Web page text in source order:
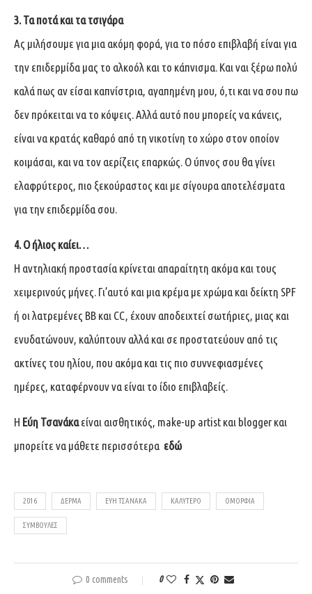
3. Τα ποτά και τα τσιγάρα
Ας μιλήσουμε για μια ακόμη φορά, για το πόσο επιβλαβή είναι για
την επιδερμίδα μας το αλκοόλ και το κάπνισμα. Και ναι ξέρω πολύ
καλά πως αν είσαι καπνίστρια, αγαπημένη μου, ό,τι και να σου πω
δεν πρόκειται να το κόψεις. Αλλά αυτό που μπορείς να κάνεις,
είναι να κρατάς καθαρό από τη νικοτίνη το χώρο στον οποίον
κοιμάσαι, και να τον αερίζεις επαρκώς. Ο ύπνος σου θα γίνει
ελαφρύτερος, πιο ξεκούραστος και με σίγουρα αποτελέσματα
για την επιδερμίδα σου.
4. Ο ήλιος καίει…
Η αντηλιακή προστασία κρίνεται απαραίτητη ακόμα και τους
χειμερινούς μήνες. Γι’αυτό και μια κρέμα με χρώμα και δείκτη SPF
ή οι λατρεμένες BB και CC, έχουν αποδειχτεί σωτήριες, μιας και
ενυδατώνουν, καλύπτουν αλλά και σε προστατεύουν από τις
ακτίνες του ηλίου, που ακόμα και τις πιο συννεφιασμένες
ημέρες, καταφέρνουν να είναι το ίδιο επιβλαβείς.
Η Εύη Τσανάκαείναι αισθητικός, make-up artist και blogger και
μπορείτε να μάθετε περισσότερα εδώ
2016 ΔΈΡΜΑ ΕΎΗ ΤΣΑΝΆΚΑ ΚΑΛΎΤΕΡΟ ΟΜΟΡΦΙΆ
ΣΥΜΒΟΥΛΈΣ
0 comments 0